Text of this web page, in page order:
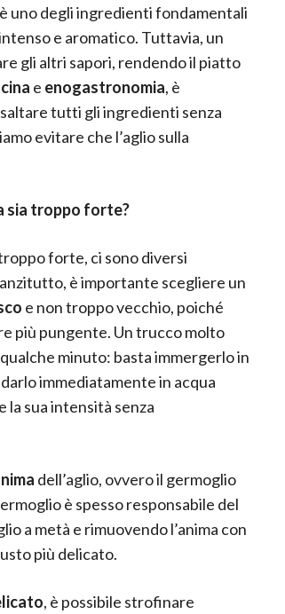
è uno degli ingredienti fondamentali
e aromatico. Tuttavia, un
gli altri sapori, rendendo il piatto
e enogastronomia, è
tutti gli ingredienti senza
evitare che l’aglio sulla
sia troppo forte?
forte, ci sono diversi
è importante scegliere un
e non troppo vecchio, poiché
più pungente. Un trucco molto
qualche minuto: basta immergerlo in
immediatamente in acqua
la sua intensità senza
dell’aglio, ovvero il germoglio
è spesso responsabile del
a metà e rimuovendo l’anima con
più delicato.
, è possibile strofinare